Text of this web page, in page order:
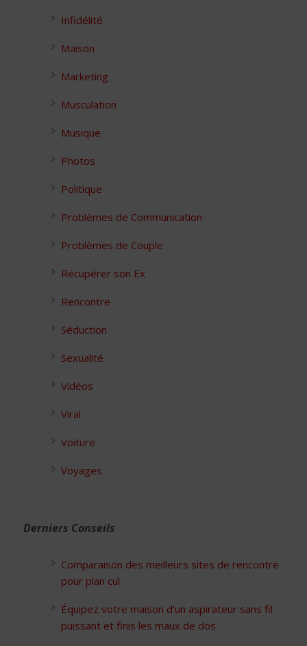
Infidélité
Maison
Marketing
Musculation
Musique
Photos
Politique
Problèmes de Communication
Problèmes de Couple
Récupérer son Ex
Rencontre
Séduction
Sexualité
Vidéos
Viral
Voiture
Voyages
Derniers Conseils
Comparaison des meilleurs sites de rencontre
pour plan cul
Équipez votre maison d’un aspirateur sans fil
puissant et finis les maux de dos